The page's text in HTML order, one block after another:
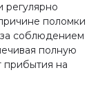
регулярно
поломки
соблюдением
полную
прибытия на